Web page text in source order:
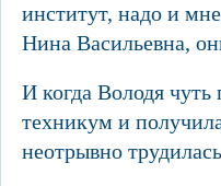
институт, надо и
Нина Васильевна,
И когда Володя
техникум и
неотрывно